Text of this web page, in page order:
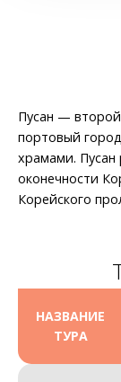
Пусан —
портовый
храмами. Пусан
оконечности
Корейского
НАЗВАНИЕ
ТУРА